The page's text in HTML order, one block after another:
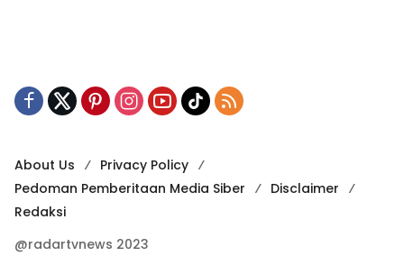
About Us
Privacy Policy
Pedoman Pemberitaan Media Siber
Disclaimer
Redaksi
@radartvnews 2023